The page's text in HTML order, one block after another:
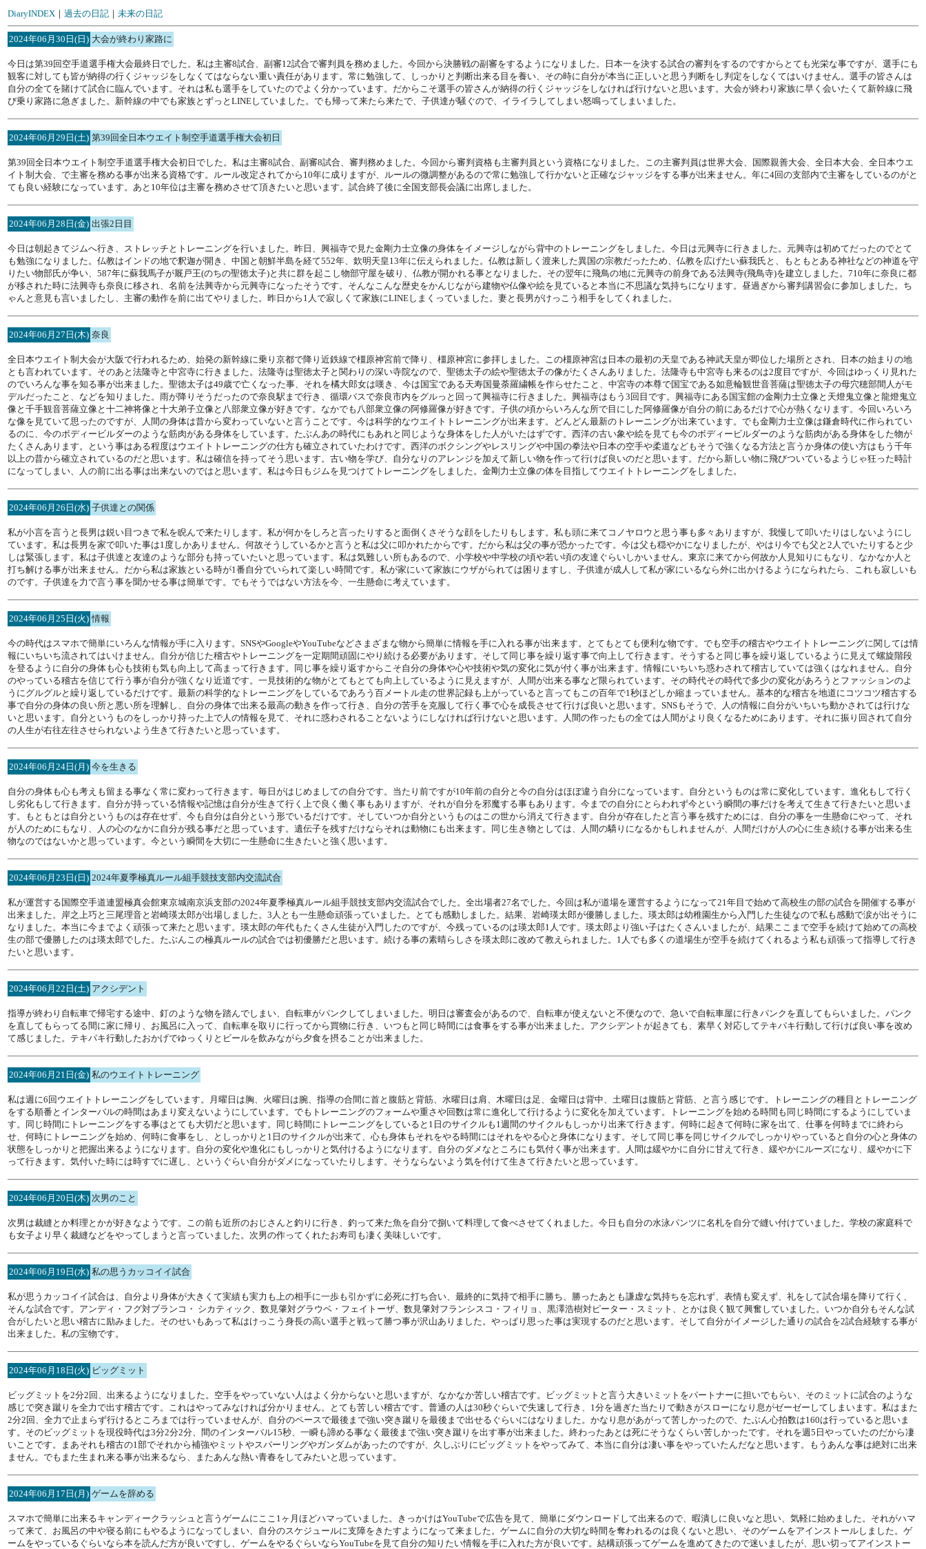
DiaryINDEX ｜ 過去の日記 ｜ 未来の日記
2024年06月30日(日) 大会が終わり家路に
今日は第39回空手道選手権大会最終日でした。私は主審8試合、副審12試合で審判員を務めました。今回から決勝戦の副審をするようになりました。日本一を決する試合の審判をするのですからとても光栄な事ですが、選手にも
観客に対しても皆が納得の行くジャッジをしなくてはならない重い責任があります。常に勉強して、しっかりと判断出来る目を養い、その時に自分が本当に正しいと思う判断をし判定をしなくてはいけません。選手の皆さんは
自分の全てを賭けて試合に臨んでいます。それは私も選手をしていたのでよく分かっています。だからこそ選手の皆さんが納得の行くジャッジをしなければ行けないと思います。大会が終わり家族に早く会いたくて新幹線に飛
び乗り家路に急ぎました。新幹線の中でも家族とずっとLINEしていました。でも帰って来たら来たで、子供達が騒ぐので、イライラしてしまい怒鳴ってしまいました。
2024年06月29日(土) 第39回全日本ウエイト制空手道選手権大会初日
第39回全日本ウエイト制空手道選手権大会初日でした。私は主審8試合、副審8試合、審判務めました。今回から審判資格も主審判員という資格になりました。この主審判員は世界大会、国際親善大会、全日本大会、全日本ウエ
イト制大会、で主審を務める事が出来る資格です。ルール改定されてから10年に成りますが、ルールの微調整があるので常に勉強して行かないと正確なジャッジをする事が出来ません。年に4回の支部内で主審をしているのがと
ても良い経験になっています。あと10年位は主審を務めさせて頂きたいと思います。試合終了後に全国支部長会議に出席しました。
2024年06月28日(金) 出張2日目
今日は朝起きてジムへ行き、ストレッチとトレーニングを行いました。昨日、興福寺で見た金剛力士立像の身体をイメージしながら背中のトレーニングをしました。今日は元興寺に行きました。元興寺は初めてだったのでとて
も勉強になりました。仏教はインドの地で釈迦が開き、中国と朝鮮半島を経て552年、欽明天皇13年に伝えられました。仏教は新しく渡来した異国の宗教だったため、仏教を広げたい蘇我氏と、もともとある神社などの神道を守
りたい物部氏が争い、587年に蘇我馬子が厩戸王(のちの聖徳太子)と共に群を起こし物部守屋を破り、仏教が開かれる事となりました。その翌年に飛鳥の地に元興寺の前身である法興寺(飛鳥寺)を建立しました。710年に奈良に都
が移された時に法興寺も奈良に移され、名前を法興寺から元興寺になったそうです。そんなこんな歴史をかんじながら建物や仏像や絵を見ていると本当に不思議な気持ちになります。昼過ぎから審判講習会に参加しました。ち
ゃんと意見も言いましたし、主審の動作を前に出てやりました。昨日から1人で寂しくて家族にLINEしまくっていました。妻と長男がけっこう相手をしてくれました。
2024年06月27日(木) 奈良
全日本ウエイト制大会が大阪で行われるため、始発の新幹線に乗り京都で降り近鉄線で橿原神宮前で降り、橿原神宮に参拝しました。この橿原神宮は日本の最初の天皇である神武天皇が即位した場所とされ、日本の始まりの地
とも言われています。そのあと法隆寺と中宮寺に行きました。法隆寺は聖徳太子と関わりの深い寺院なので、聖徳太子の絵や聖徳太子の像がたくさんありました。法隆寺も中宮寺も来るのは2度目ですが、今回はゆっくり見れた
のでいろんな事を知る事が出来ました。聖徳太子は49歳で亡くなった事、それを橘大郎女は嘆き、今は国宝である天寿国曼荼羅繍帳を作らせたこと、中宮寺の本尊で国宝である如意輪観世音菩薩は聖徳太子の母穴穂部間人がモ
デルだったこと、などを知りました。雨が降りそうだったので奈良駅まで行き、循環バスで奈良市内をグルっと回って興福寺に行きました。興福寺はもう3回目です。興福寺にある国宝館の金剛力士立像と天燈鬼立像と龍燈鬼立
像と千手観音菩薩立像と十二神将像と十大弟子立像と八部衆立像が好きです。なかでも八部衆立像の阿修羅像が好きです。子供の頃からいろんな所で目にした阿修羅像が自分の前にあるだけで心が熱くなります。今回いろいろ
な像を見ていて思ったのですが、人間の身体は昔から変わっていないと言うことです。今は科学的なウエイトトレーニングが出来ます。どんどん最新のトレーニングが出来ています。でも金剛力士立像は鎌倉時代に作られてい
るのに、今のボディービルダーのような筋肉がある身体をしています。たぶんあの時代にもあれと同じような身体をした人がいたはずです。西洋の古い象や絵を見ても今のボディービルダーのような筋肉がある身体をした物が
たくさんあります。という事はある程度はウエイトトレーニングの仕方も確立されていたわけです。西洋のボクシングやレスリングや中国の拳法や日本の空手や柔道などもそうで強くなる方法と言うか身体の使い方はもう千年
以上の昔から確立されているのだと思います。私は確信を持ってそう思います。古い物を学び、自分なりのアレンジを加えて新しい物を作って行けば良いのだと思います。だから新しい物に飛びついているようじゃ狂った時計
になってしまい、人の前に出る事は出来ないのではと思います。私は今日もジムを見つけてトレーニングをしました。金剛力士立像の体を目指してウエイトトレーニングをしました。
2024年06月26日(水) 子供達との関係
私が小言を言うと長男は鋭い目つきで私を睨んで来たりします。私が何かをしろと言ったりすると面倒くさそうな顔をしたりもします。私も頭に来てコノヤロウと思う事も多々ありますが、我慢して叩いたりはしないようにし
ています。私は長男を家で叩いた事は1度しかありません。何故そうしているかと言うと私は父に叩かれたからです。だから私は父の事が恐かったです。今は父も穏やかになりましたが、やはり今でも父と2人でいたりすると少
しは緊張します。私は子供達と友達のような部分も持っていたいと思っています。私は気難しい所もあるので、小学校や中学校の頃や若い頃の友達ぐらいしかいません。東京に来てから何故か人見知りにもなり、なかなか人と
打ち解ける事が出来ません。だから私は家族といる時が1番自分でいられて楽しい時間です。私が家にいて家族にウザがられては困りますし、子供達が成人して私が家にいるなら外に出かけるようになられたら、これも寂しいも
のです。子供達を力で言う事を聞かせる事は簡単です。でもそうではない方法を今、一生懸命に考えています。
2024年06月25日(火) 情報
今の時代はスマホで簡単にいろんな情報が手に入ります。SNSやGoogleやYouTubeなどさまざまな物から簡単に情報を手に入れる事が出来ます。とてもとても便利な物です。でも空手の稽古やウエイトトレーニングに関しては情
報にいちいち流されてはいけません。自分が信じた稽古やトレーニングを一定期間頑固にやり続ける必要があります。そして同じ事を繰り返す事で向上して行きます。そうすると同じ事を繰り返しているように見えて螺旋階段
を登るように自分の身体も心も技術も気も向上して高まって行きます。同じ事を繰り返すからこそ自分の身体や心や技術や気の変化に気が付く事が出来ます。情報にいちいち惑わされて稽古していては強くはなれません。自分
のやっている稽古を信じて行う事が自分が強くなり近道です。一見技術的な物がとてもとても向上しているように見えますが、人間が出来る事など限られています。その時代その時代で多少の変化があろうとファッションのよ
うにグルグルと繰り返しているだけです。最新の科学的なトレーニングをしているであろう百メートル走の世界記録も上がっていると言ってもこの百年で1秒ほどしか縮まっていません。基本的な稽古を地道にコツコツ稽古する
事で自分の身体の良い所と悪い所を理解し、自分の身体で出来る最高の動きを作って行き、自分の苦手を克服して行く事で心を成長させて行けば良いと思います。SNSもそうで、人の情報に自分がいちいち動かされては行けな
いと思います。自分というものをしっかり持った上で人の情報を見て、それに惑わされることないようにしなければ行けないと思います。人間の作ったもの全ては人間がより良くなるためにあります。それに振り回されて自分
の人生が右往左往させられないよう生きて行きたいと思っています。
2024年06月24日(月) 今を生きる
自分の身体も心も考えも留まる事なく常に変わって行きます。毎日がはじめましての自分です。当たり前ですが10年前の自分と今の自分はほぼ違う自分になっています。自分というものは常に変化しています。進化もして行く
し劣化もして行きます。自分が持っている情報や記憶は自分が生きて行く上で良く働く事もありますが、それが自分を邪魔する事もあります。今までの自分にとらわれず今という瞬間の事だけを考えて生きて行きたいと思いま
す。もともとは自分というものは存在せず、今も自分は自分という形でいるだけです。そしていつか自分というものはこの世から消えて行きます。自分が存在したと言う事を残すためには、自分の事を一生懸命にやって、それ
が人のためにもなり、人の心のなかに自分が残る事だと思っています。遺伝子を残すだけならそれは動物にも出来ます。同じ生き物としては、人間の驕りになるかもしれませんが、人間だけが人の心に生き続ける事が出来る生
物なのではないかと思っています。今という瞬間を大切に一生懸命に生きたいと強く思います。
2024年06月23日(日) 2024年夏季極真ルール組手競技支部内交流試合
私が運営する国際空手道連盟極真会館東京城南京浜支部の2024年夏季極真ルール組手競技支部内交流試合でした。全出場者27名でした。今回は私が道場を運営するようになって21年目で始めて高校生の部の試合を開催する事が
出来ました。岸之上巧と三尾理音と岩崎瑛太郎が出場しました。3人とも一生懸命頑張っていました。とても感動しました。結果、岩崎瑛太郎が優勝しました。瑛太郎は幼稚園生から入門した生徒なので私も感動で涙が出そうに
なりました。本当に今までよく頑張って来たと思います。瑛太郎の年代もたくさん生徒が入門したのですが、今残っているのは瑛太郎1人です。瑛太郎より強い子はたくさんいましたが、結果ここまで空手を続けて始めての高校
生の部で優勝したのは瑛太郎でした。たぶんこの極真ルールの試合では初優勝だと思います。続ける事の素晴らしさを瑛太郎に改めて教えられました。1人でも多くの道場生が空手を続けてくれるよう私も頑張って指導して行き
たいと思います。
2024年06月22日(土) アクシデント
指導が終わり自転車で帰宅する途中、釘のような物を踏んでしまい、自転車がパンクしてしまいました。明日は審査会があるので、自転車が使えないと不便なので、急いで自転車屋に行きパンクを直してもらいました。パンク
を直してもらってる間に家に帰り、お風呂に入って、自転車を取りに行ってから買物に行き、いつもと同じ時間には食事をする事が出来ました。アクシデントが起きても、素早く対応してテキパキ行動して行けば良い事を改め
て感じました。テキパキ行動したおかげでゆっくりとビールを飲みながら夕食を摂ることが出来ました。
2024年06月21日(金) 私のウエイトトレーニング
私は週に6回ウエイトトレーニングをしています。月曜日は胸、火曜日は腕、指導の合間に首と腹筋と背筋、水曜日は肩、木曜日は足、金曜日は背中、土曜日は腹筋と背筋、と言う感じです。トレーニングの種目とトレーニング
をする順番とインターバルの時間はあまり変えないようにしています。でもトレーニングのフォームや重さや回数は常に進化して行けるように変化を加えています。トレーニングを始める時間も同じ時間にするようにしていま
す。同じ時間にトレーニングをする事はとても大切だと思います。同じ時間にトレーニングをしていると1日のサイクルも1週間のサイクルもしっかり出来て行きます。何時に起きて何時に家を出て、仕事を何時までに終わら
せ、何時にトレーニングを始め、何時に食事をし、としっかりと1日のサイクルが出来て、心も身体もそれをやる時間にはそれをやる心と身体になります。そして同じ事を同じサイクルでしっかりやっていると自分の心と身体の
状態をしっかりと把握出来るようになります。自分の変化や進化にもしっかりと気付けるようになります。自分のダメなところにも気付く事が出来ます。人間は緩やかに自分に甘えて行き、緩やかにルーズになり、緩やかに下
って行きます。気付いた時には時すでに遅し、というぐらい自分がダメになっていたりします。そうならないよう気を付けて生きて行きたいと思っています。
2024年06月20日(木) 次男のこと
次男は裁縫とか料理とかが好きなようです。この前も近所のおじさんと釣りに行き、釣って来た魚を自分で捌いて料理して食べさせてくれました。今日も自分の水泳パンツに名札を自分で縫い付けていました。学校の家庭科で
も女子より早く裁縫などをやってしまうと言っていました。次男の作ってくれたお寿司も凄く美味しいです。
2024年06月19日(水) 私の思うカッコイイ試合
私が思うカッコイイ試合は、自分より身体が大きくて実績も実力も上の相手に一歩も引かずに必死に打ち合い、最終的に気持で相手に勝ち、勝ったあとも謙虚な気持ちを忘れず、表情も変えず、礼をして試合場を降りて行く、
そんな試合です。アンディ・フグ対ブランコ・ シカティック、数見肇対グラウベ・フェイトーザ、数見肇対フランシスコ・フィリョ、黒澤浩樹対ピーター・スミット、とかは良く観て興奮していました。いつか自分もそんな試
合がしたいと思い稽古に励みました。そのせいもあって私はけっこう身長の高い選手と戦って勝つ事が沢山ありました。やっぱり思った事は実現するのだと思います。そして自分がイメージした通りの試合を2試合経験する事が
出来ました。私の宝物です。
2024年06月18日(火) ビッグミット
ビッグミットを2分2回、出来るようになりました。空手をやっていない人はよく分からないと思いますが、なかなか苦しい稽古です。ビッグミットと言う大きいミットをパートナーに担いでもらい、そのミットに試合のような
感じで突き蹴りを全力で出す稽古です。これはやってみなければ分かりません。とても苦しい稽古です。普通の人は30秒ぐらいで失速して行き、1分を過ぎた当たりで動きがスローになり息がゼーゼーしてしまいます。私はまた
2分2回、全力で止まらず行けるところまでは行っていませんが、自分のペースで最後まで強い突き蹴りを最後まで出せるぐらいにはなりました。かなり息があがって苦しかったので、たぶん心拍数は160は行っていると思いま
す。そのビッグミットを現役時代は3分2分2分、間のインターバル15秒、一瞬も諦める事なく最後まで強い突き蹴りを出す事が出来ました。終わったあとは死にそうなくらい苦しかったです。それを週5日やっていたのだから凄
いことです。まあそれも稽古の1部でそれから補強やミットやスパーリングやガンダムがあったのですが、久しぶりにビッグミットをやってみて、本当に自分は凄い事をやっていたんだなと思います。もうあんな事は絶対に出来
ません。でもまた生まれ来る事が出来るなら、またあんな熱い青春をしてみたいと思っています。
2024年06月17日(月) ゲームを辞める
スマホで簡単に出来るキャンディークラッシュと言うゲームにここ1ヶ月ほどハマっていました。きっかけはYouTubeで広告を見て、簡単にダウンロードして出来るので、暇潰しに良いなと思い、気軽に始めました。それがハマ
って来て、お風呂の中や寝る前にもやるようになってしまい、自分のスケジュールに支障をきたすようになって来ました。ゲームに自分の大切な時間を奪われるのは良くないと思い、そのゲームをアインストールしました。ゲ
ームをやっているぐらいなら本を読んだ方が良いですし、ゲームをやるぐらいならYouTubeを見て自分の知りたい情報を手に入れた方が良いです。結構頑張ってゲームを進めてきたので迷いましたが、思い切ってアインストー